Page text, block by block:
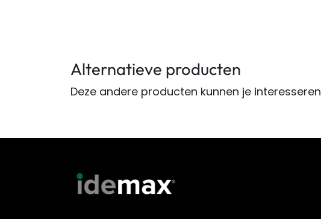
Alternatieve producten
Deze andere producten kunnen je interesseren